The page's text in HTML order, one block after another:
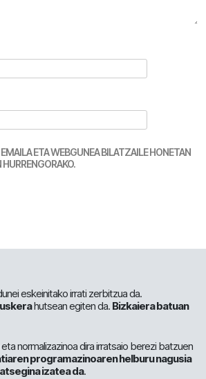
ETA WEBGUNEA BILATZAILE HONETAN
eskeinitako irrati zerbitzua da.
hutsean egiten da. Bizkaiera batuan
normalizazinoa dira irratsaio berezi batzuen
programazinoaren helburu nagusia
izatea da.